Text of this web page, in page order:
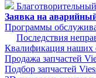
Заявка на
Программы
Последствия
Квалификация наших
Продажа запчастей
Подбор запчастей